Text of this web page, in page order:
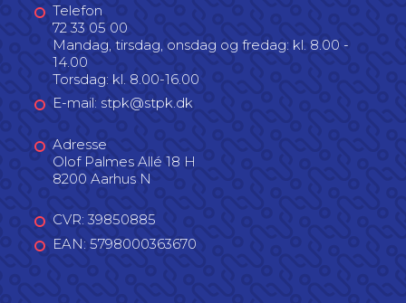
Telefon
72 33 05 00
Mandag, tirsdag, onsdag og fredag: kl. 8.00 -
14.00
Torsdag: kl. 8.00-16.00
E-mail: stpk@stpk.dk
Adresse
Olof Palmes Allé 18 H
8200 Aarhus N
CVR: 39850885
EAN: 5798000363670